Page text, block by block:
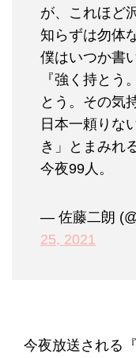
が、これほど
知らずは勿体
僕はいつか書
『強く持とう
とう。その気
日本一頼りな
き」とまみれ
今夜99人。
— 佐藤二朗
25, 2021
今夜放送される